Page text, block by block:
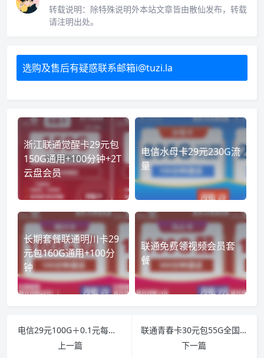
转载说明： 除特殊说明外本站文章皆由散仙发布，转载
请注明出处。
选购及售后有疑惑联系邮箱i@tuzi.la
浙江联通觉醒卡29元包
150G通用+100分钟+2T
云盘会员
电信水母卡29元230G流
量
长期套餐联通明川卡29
元包160G通用+100分
钟
联通免费领视频会员套
餐
电信29元100G＋0.1元每分钟、39元100G+300分钟
上一篇
联通青春卡30元包55G全国通用流量+100分钟通话+视频会员
下一篇